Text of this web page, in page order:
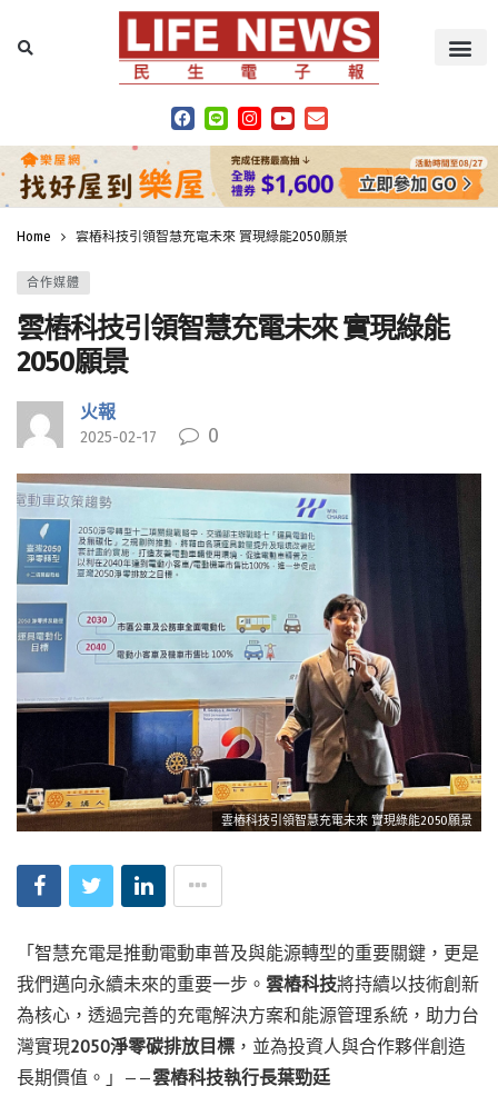
Home 雲樁科技引領智慧充電未來 實現綠能2050願景
合作媒體
雲樁科技引領智慧充電未來 實現綠能
2050願景
火報
2025-02-17 0
雲樁科技引領智慧充電未來 實現綠能2050願景
「智慧充電是推動電動車普及與能源轉型的重要關鍵，更是
我們邁向永續未來的重要一步。 雲樁科技將持續以技術創新
為核心，透過完善的充電解決方案和能源管理系統，助力台
灣實現2050淨零碳排放目標 ，並為投資人與合作夥伴創造
長期價值。」——雲樁科技執行長葉勁廷